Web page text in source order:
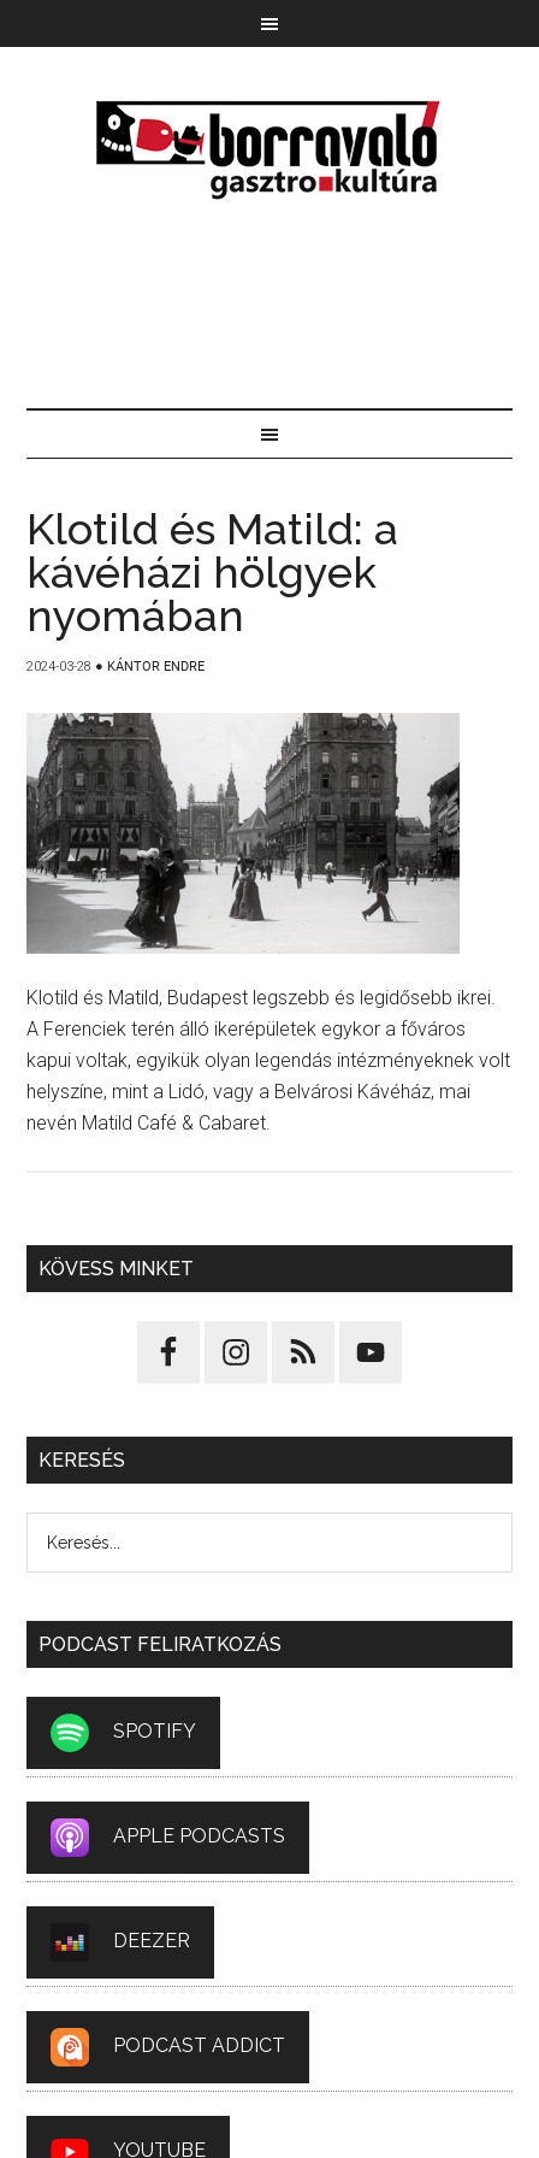
Klotild és Matild: a
kávéházi hölgyek
nyomában
2024-03-28 ● KÁNTOR ENDRE
Klotild és Matild, Budapest legszebb és legidősebb ikrei.
A Ferenciek terén álló ikerépületek egykor a főváros
kapui voltak, egyikük olyan legendás intézményeknek volt
helyszíne, mint a Lidó, vagy a Belvárosi Kávéház, mai
nevén Matild Café & Cabaret.
KÖVESS MINKET
KERESÉS
PODCAST FELIRATKOZÁS
SPOTIFY
APPLE PODCASTS
DEEZER
PODCAST ADDICT
YOUTUBE